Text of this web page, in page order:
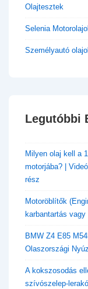
Olajtesztek
Selenia
Személyautó
Legutóbbi
​Milyen olaj kell a
motorjába? |
rész
Motoröblítők
karbantartás
BMW Z4 E85
Olaszországi
A kokszosodás
szívószelep-